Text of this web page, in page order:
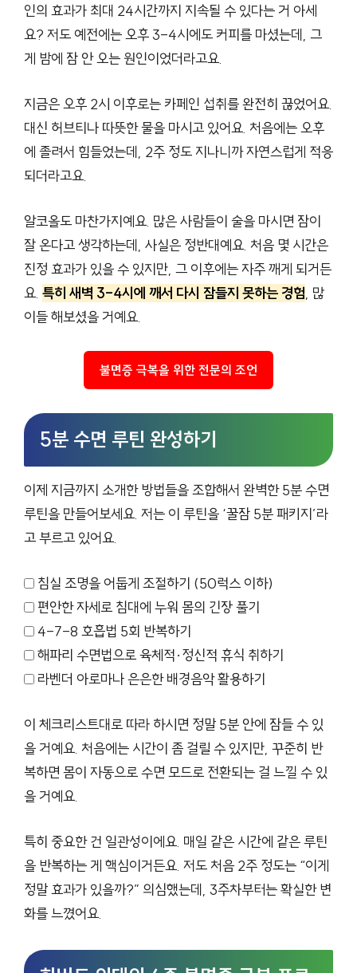
인의 효과가 최대 24시간까지 지속될 수 있다는 거 아세
요? 저도 예전에는 오후 3-4시에도 커피를 마셨는데, 그
게 밤에 잠 안 오는 원인이었더라고요.
지금은 오후 2시 이후로는 카페인 섭취를 완전히 끊었어요.
대신 허브티나 따뜻한 물을 마시고 있어요. 처음에는 오후
에 졸려서 힘들었는데, 2주 정도 지나니까 자연스럽게 적응
되더라고요.
알코올도 마찬가지예요. 많은 사람들이 술을 마시면 잠이
잘 온다고 생각하는데, 사실은 정반대예요. 처음 몇 시간은
진정 효과가 있을 수 있지만, 그 이후에는 자주 깨게 되거든
요. 특히 새벽 3-4시에 깨서 다시 잠들지 못하는 경험, 많
이들 해보셨을 거예요.
불면증 극복을 위한 전문의 조언
5분 수면 루틴 완성하기
이제 지금까지 소개한 방법들을 조합해서 완벽한 5분 수면
루틴을 만들어보세요. 저는 이 루틴을 ‘꿀잠 5분 패키지’라
고 부르고 있어요.
침실 조명을 어둡게 조절하기 (50럭스 이하)
편안한 자세로 침대에 누워 몸의 긴장 풀기
4-7-8 호흡법 5회 반복하기
해파리 수면법으로 육체적·정신적 휴식 취하기
라벤더 아로마나 은은한 배경음악 활용하기
이 체크리스트대로 따라 하시면 정말 5분 안에 잠들 수 있
을 거예요. 처음에는 시간이 좀 걸릴 수 있지만, 꾸준히 반
복하면 몸이 자동으로 수면 모드로 전환되는 걸 느낄 수 있
을 거예요.
특히 중요한 건 일관성이에요. 매일 같은 시간에 같은 루틴
을 반복하는 게 핵심이거든요. 저도 처음 2주 정도는 “이게
정말 효과가 있을까?” 의심했는데, 3주차부터는 확실한 변
화를 느꼈어요.